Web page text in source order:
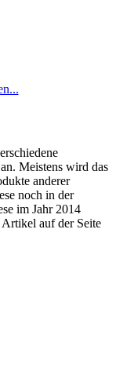
Meistens wird das
anderer
noch in der
im Jahr 2014
auf der Seite